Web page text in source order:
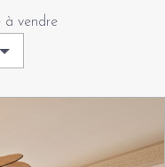
à vendre